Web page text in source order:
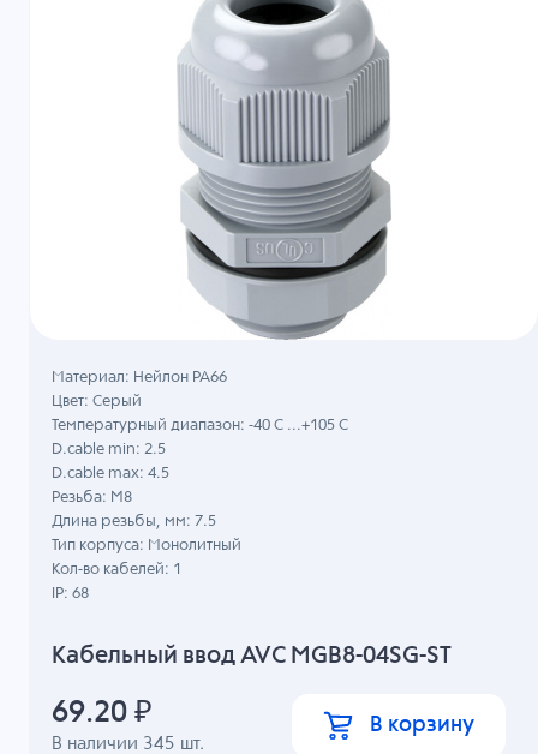
Кабельный ввод AVC MGB8-04SG-ST
В наличии 345 шт.
Материал: Нейлон PA66
Цвет: Серый
Температурный диапазон: -40 C ...+105 C
D.cable min: 2.5
D.cable max: 4.5
Резьба: M8
Длина резьбы, мм: 7.5
Тип корпуса: Монолитный
Кол-во кабелей: 1
IP: 68
69.20 ₽ В корзину